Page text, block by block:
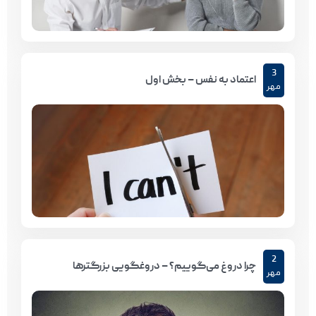
3
مهر
اعتماد به نفس – بخش اول
2
مهر
چرا دروغ می‌گوییم؟ – دروغگویی بزرگترها